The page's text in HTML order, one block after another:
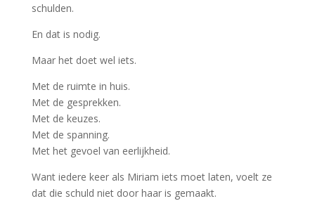
schulden.
En dat is nodig.
Maar het doet wel iets.
Met de ruimte in huis.
Met de gesprekken.
Met de keuzes.
Met de spanning.
Met het gevoel van eerlijkheid.
Want iedere keer als Miriam iets moet laten, voelt ze
dat die schuld niet door haar is gemaakt.